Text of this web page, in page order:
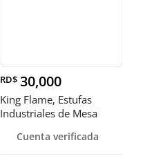
RD$ 30,000
King Flame, Estufas
Industriales de Mesa
Cuenta verificada